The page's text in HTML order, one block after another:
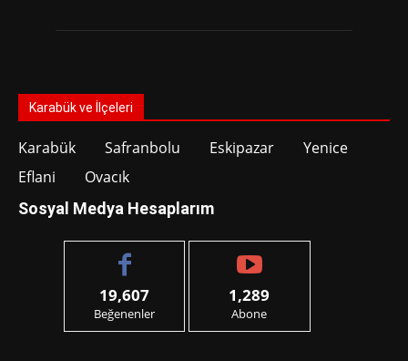
Karabük ve İlçeleri
Karabük Safranbolu Eskipazar
Yenice
Eflani
Ovacık
Sosyal Medya Hesaplarım
19,607
Beğenenler
1,289
Abone